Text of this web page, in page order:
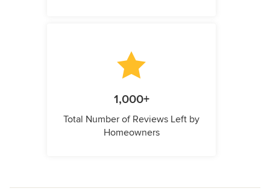
1,000+
Total Number of Reviews Left by
Homeowners